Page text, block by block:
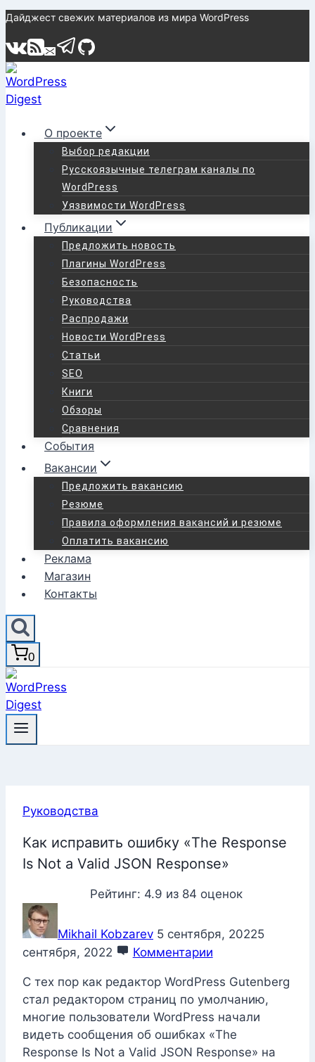
Перейти
содержимому
Дайджест свежих материалов из мира WordPress
О проекте
Выбор редакции
Русскоязычные телеграм каналы по
WordPress
Уязвимости WordPress
Публикации
Предложить новость
Плагины WordPress
Безопасность
Руководства
Распродажи
Новости WordPress
Статьи
SEO
Книги
Обзоры
Сравнения
События
Вакансии
Предложить вакансию
Резюме
Правила оформления вакансий и резюме
Оплатить вакансию
Реклама
Магазин
Контакты
0
Руководства
Как исправить ошибку «The Response
Is Not a Valid JSON Response»
Рейтинг: 4.9 из 84 оценок
Mikhail Kobzarev 5 сентября, 20225
сентября, 2022
Комментарии
С тех пор как редактор WordPress Gutenberg
стал редактором страниц по умолчанию,
многие пользователи WordPress начали
видеть сообщения об ошибках «The
Response Is Not a Valid JSON Response» на